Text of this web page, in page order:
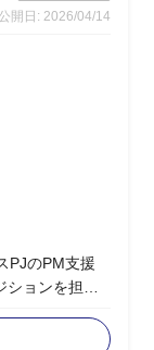
開日: 2026/04/14
PJのPM支援
ョンを担当